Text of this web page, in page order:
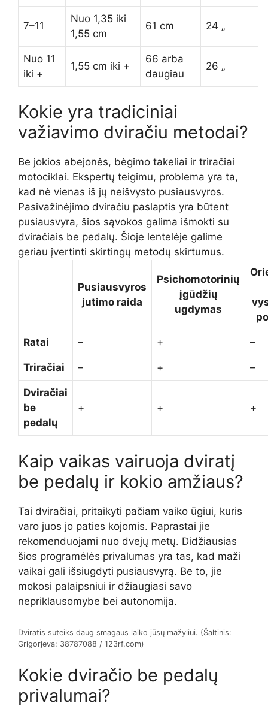
7–11
Nuo 1,35 iki
1,55 cm
61 cm 24 „
Nuo 11
iki +
1,55 cm iki +
66 arba
daugiau
26 „
Kokie yra tradiciniai
važiavimo dviračiu metodai?
Be jokios abejonės, bėgimo takeliai ir triračiai
motociklai. Ekspertų teigimu, problema yra ta,
kad nė vienas iš jų neišvysto pusiausvyros.
Pasivažinėjimo dviračiu paslaptis yra būtent
pusiausvyra, šios sąvokos galima išmokti su
dviračiais be pedalų. Šioje lentelėje galime
geriau įvertinti skirtingų metodų skirtumus.
Pusiausvyros
jutimo raida
Psichomotorinių
įgūdžių
ugdymas
Ratai – + –
Triračiai – + –
Dviračiai
be
pedalų
+ + +
Kaip vaikas vairuoja dviratį
be pedalų ir kokio amžiaus?
Tai dviračiai, pritaikyti pačiam vaiko ūgiui, kuris
varo juos jo paties kojomis. Paprastai jie
rekomenduojami nuo dvejų metų. Didžiausias
šios programėlės privalumas yra tas, kad maži
vaikai gali išsiugdyti pusiausvyrą. Be to, jie
mokosi palaipsniui ir džiaugiasi savo
nepriklausomybe bei autonomija.
Dviratis suteiks daug smagaus laiko jūsų mažyliui. (Šaltinis:
Grigorjeva: 38787088 / 123rf.com)
Kokie dviračio be pedalų
privalumai?